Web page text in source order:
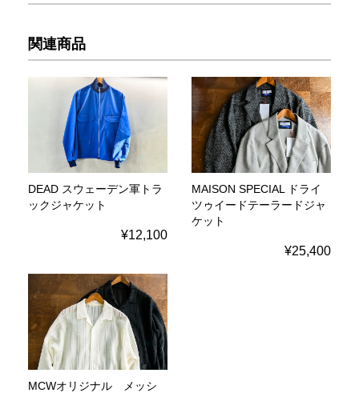
関連商品
DEAD スウェーデン軍トラ
ックジャケット
¥12,100
MAISON SPECIAL ドライ
ツゥイードテーラードジャ
ケット
¥25,400
MCWオリジナル メッシ